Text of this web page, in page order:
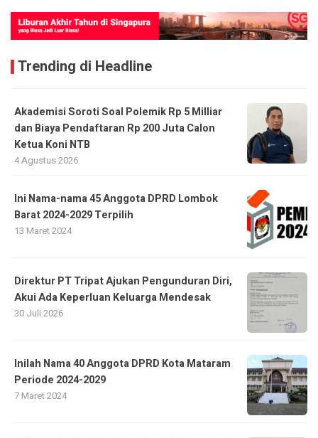
Trending di Headline
Akademisi Soroti Soal Polemik Rp 5 Milliar
dan Biaya Pendaftaran Rp 200 Juta Calon
Ketua Koni NTB
4 Agustus 2026
Ini Nama-nama 45 Anggota DPRD Lombok
Barat 2024-2029 Terpilih
13 Maret 2024
Direktur PT Tripat Ajukan Pengunduran Diri,
Akui Ada Keperluan Keluarga Mendesak
30 Juli 2026
Inilah Nama 40 Anggota DPRD Kota Mataram
Periode 2024-2029
7 Maret 2024